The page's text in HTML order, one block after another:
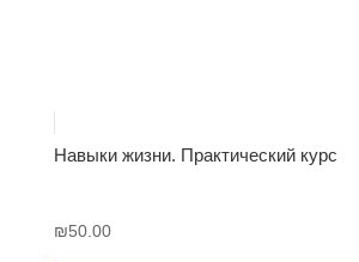
Навыки жизни. Практический курс
₪50.00